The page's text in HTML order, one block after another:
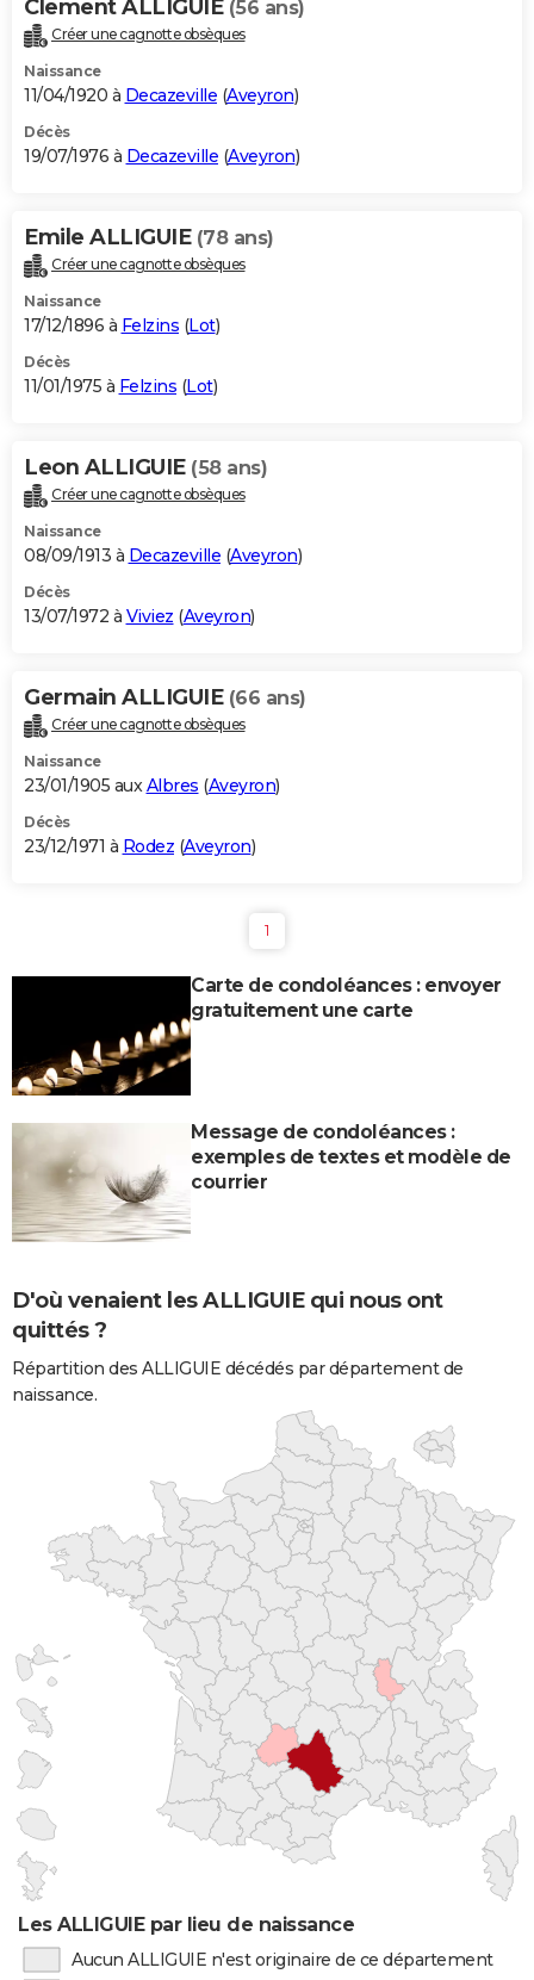
Clement ALLIGUIE (56 ans)
Créer une cagnotte obsèques
Naissance
11/04/1920 à Decazeville (Aveyron)
Décès
19/07/1976 à Decazeville (Aveyron)
Emile ALLIGUIE (78 ans)
Créer une cagnotte obsèques
Naissance
17/12/1896 à Felzins (Lot)
Décès
11/01/1975 à Felzins (Lot)
Leon ALLIGUIE (58 ans)
Créer une cagnotte obsèques
Naissance
08/09/1913 à Decazeville (Aveyron)
Décès
13/07/1972 à Viviez (Aveyron)
Germain ALLIGUIE (66 ans)
Créer une cagnotte obsèques
Naissance
23/01/1905 aux Albres (Aveyron)
Décès
23/12/1971 à Rodez (Aveyron)
1
Carte de condoléances : envoyer
gratuitement une carte
Message de condoléances :
exemples de textes et modèle de
courrier
D'où venaient les ALLIGUIE qui nous ont
quittés ?
Répartition des ALLIGUIE décédés par département de
naissance.
Les ALLIGUIE par lieu de naissance
Aucun ALLIGUIE n'est originaire de ce département